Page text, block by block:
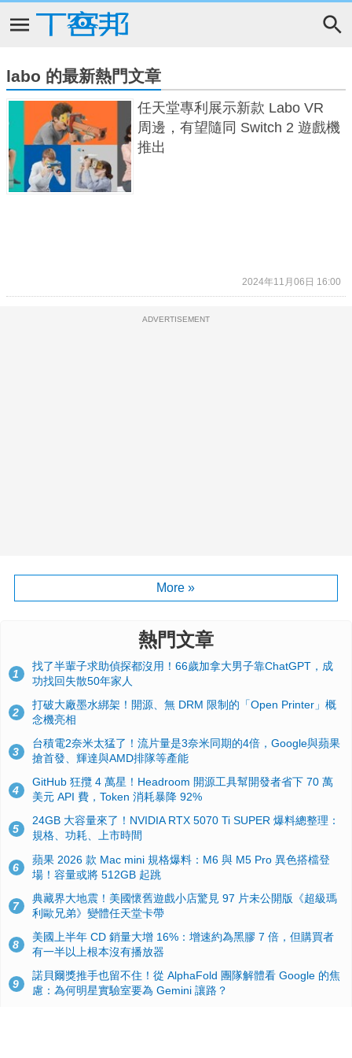
labo 的最新熱門文章
任天堂專利展示新款 Labo VR
周邊，有望隨同 Switch 2 遊戲機
推出
2024年11月06日 16:00
ADVERTISEMENT
More »
熱門文章
1
找了半輩子求助偵探都沒用！66歲加拿大男子靠ChatGPT，成
功找回失散50年家人
2
打破大廠墨水綁架！開源、無 DRM 限制的「Open Printer」概
念機亮相
3
台積電2奈米太猛了！流片量是3奈米同期的4倍，Google與蘋果
搶首發、輝達與AMD排隊等產能
4
GitHub 狂攬 4 萬星！Headroom 開源工具幫開發者省下 70 萬
美元 API 費，Token 消耗暴降 92%
5
24GB 大容量來了！NVIDIA RTX 5070 Ti SUPER 爆料總整理：
規格、功耗、上市時間
6
蘋果 2026 款 Mac mini 規格爆料：M6 與 M5 Pro 異色搭檔登
場！容量或將 512GB 起跳
7
典藏界大地震！美國懷舊遊戲小店驚見 97 片未公開版《超級瑪
利歐兄弟》變體任天堂卡帶
8
美國上半年 CD 銷量大增 16%：增速約為黑膠 7 倍，但購買者
有一半以上根本沒有播放器
9
諾貝爾獎推手也留不住！從 AlphaFold 團隊解體看 Google 的焦
慮：為何明星實驗室要為 Gemini 讓路？